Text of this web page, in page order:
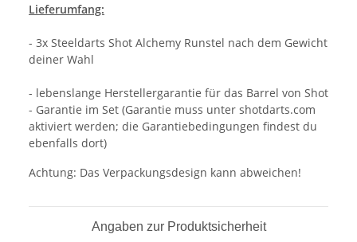
Lieferumfang:
- 3x Steeldarts Shot Alchemy Runstel nach dem Gewicht
deiner Wahl
- lebenslange Herstellergarantie für das Barrel von Shot
- Garantie im Set (Garantie muss unter shotdarts.com
aktiviert werden; die Garantiebedingungen findest du
ebenfalls dort)
Achtung: Das Verpackungsdesign kann abweichen!
Angaben zur Produktsicherheit